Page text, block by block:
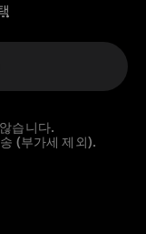
습니다.
(부가세 제외).